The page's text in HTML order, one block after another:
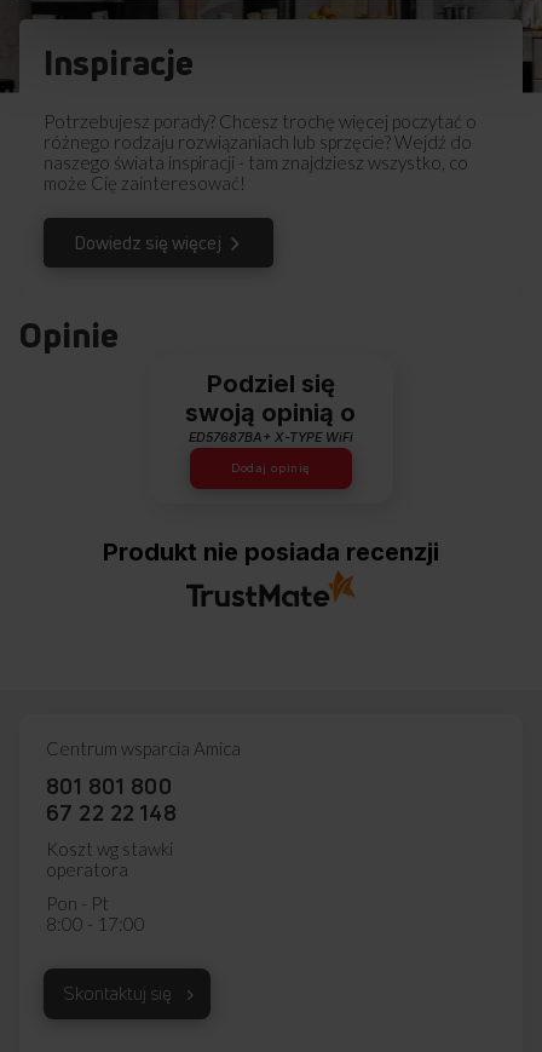
Inspiracje
Potrzebujesz porady? Chcesz trochę więcej poczytać o
różnego rodzaju rozwiązaniach lub sprzęcie? Wejdź do
naszego świata inspiracji - tam znajdziesz wszystko, co
może Cię zainteresować!
Dowiedz się więcej
Opinie
Podziel się
swoją opinią o
ED57687BA+ X-TYPE WiFi
Dodaj opinię
Produkt nie posiada recenzji
Centrum wsparcia Amica
801 801 800
67 22 22 148
Koszt wg stawki
operatora
Pon - Pt
8:00 - 17:00
Skontaktuj się